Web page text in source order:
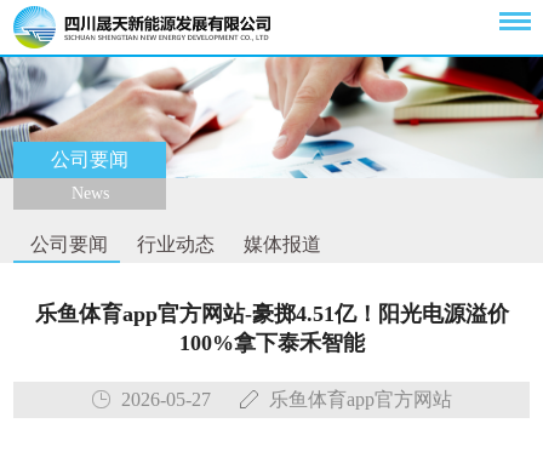
公司要闻
News
公司要闻 行业动态 媒体报道
乐鱼体育app官方网站-豪掷4.51亿！阳光电源溢价
100%拿下泰禾智能
2026-05-27 乐鱼体育app官方网站